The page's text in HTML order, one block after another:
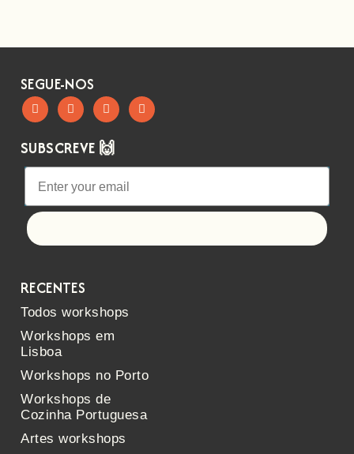
SEGUE-NOS
SUBSCREVE 🙌
RECENTES
Todos workshops
Workshops em
Lisboa
Workshops no Porto
Workshops de
Cozinha Portuguesa
Artes workshops